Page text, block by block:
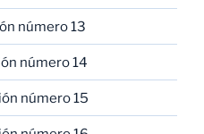
número 13
número 14
número 15